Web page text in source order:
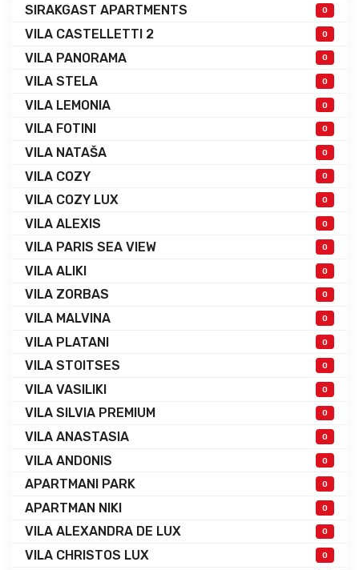
SIRAKGAST APARTMENTS 0
VILA CASTELLETTI 2 0
VILA PANORAMA 0
VILA STELA 0
VILA LEMONIA 0
VILA FOTINI 0
VILA NATAŠA 0
VILA COZY 0
VILA COZY LUX 0
VILA ALEXIS 0
VILA PARIS SEA VIEW 0
VILA ALIKI 0
VILA ZORBAS 0
VILA MALVINA 0
VILA PLATANI 0
VILA STOITSES 0
VILA VASILIKI 0
VILA SILVIA PREMIUM 0
VILA ANASTASIA 0
VILA ANDONIS 0
APARTMANI PARK 0
APARTMAN NIKI 0
VILA ALEXANDRA DE LUX 0
VILA CHRISTOS LUX 0